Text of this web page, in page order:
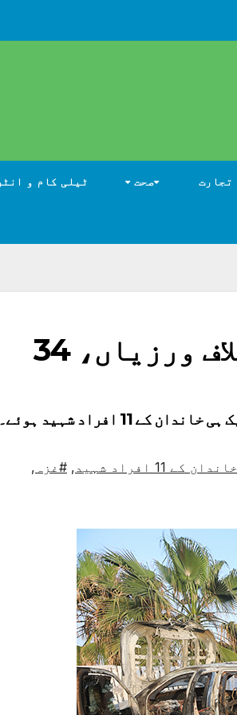
تجارت صحت ٹیلی کام و
اسرائیل کی جنگ بندی کی 129 خلاف ورزیاں، 34
افراد شہید ہوئے۔
11 افراد شہید , #غزہ ,